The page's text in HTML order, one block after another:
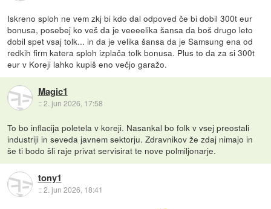
Iskreno sploh ne vem zkj bi kdo dal odpoved če bi dobil 300t eur
bonusa, posebej ko veš da je veeeelika šansa da boš drugo leto
dobil spet vsaj tolk... in da je velika šansa da je Samsung ena od
redkih firm katera sploh izplača tolk bonusa. Plus to da za si 300t
eur v Koreji lahko kupiš eno večjo garažo.
Magic1
::2. jun 2026, 17:58
To bo inflacija poletela v koreji. Nasankal bo folk v vsej preostali
industriji in seveda javnem sektorju. Zdravnikov že zdaj nimajo in
še ti bodo šli raje privat servisirat te nove polmiljonarje.
tony1
::2. jun 2026, 18:41